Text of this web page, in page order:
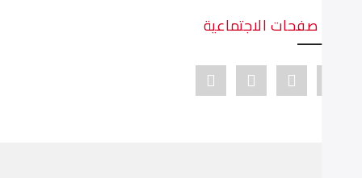
صفحات الاجتماعية
Facebook link
Instagram link
Pinterest link
Youtube link